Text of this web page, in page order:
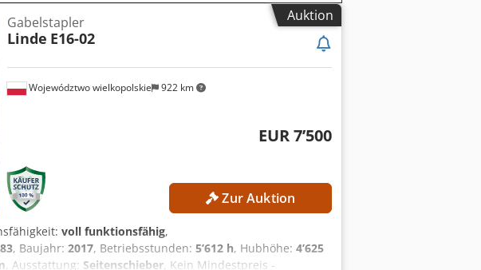
Auktion
Województwo wielkopolskie 922 km
Gabelstapler
Linde E16-02
EUR 7’500
Zur Auktion
voll funktionsfähig,
, Baujahr: 2017, Betriebsstunden: 5’612 h, Hubhöhe: 4’625
, Ausstattung: Seitenschieber, Kein Mindestpreis -